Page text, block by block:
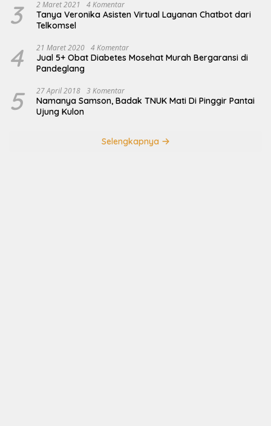
3 2 Maret 2021 4 Komentar
Tanya Veronika Asisten Virtual Layanan Chatbot dari
Telkomsel
4 21 Maret 2020 4 Komentar
Jual 5+ Obat Diabetes Mosehat Murah Bergaransi di
Pandeglang
5 27 April 2018 3 Komentar
Namanya Samson, Badak TNUK Mati Di Pinggir Pantai
Ujung Kulon
Selengkapnya